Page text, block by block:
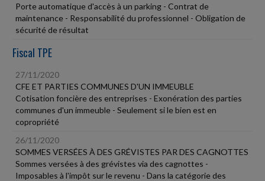
Porte automatique d'accès à un parking - Contrat de
maintenance - Responsabilité du professionnel - Obligation de
sécurité de résultat
Fiscal TPE
27/11/2020
CFE ET PARTIES COMMUNES D'UN IMMEUBLE
Cotisation foncière des entreprises - Exonération des parties
communes d'un immeuble - Seulement si le bien est en
copropriété
26/11/2020
SOMMES VERSÉES À DES GRÉVISTES PAR DES CAGNOTTES
Sommes versées à des grévistes via des cagnottes -
Imposables à l'impôt sur le revenu - Dans la catégorie des